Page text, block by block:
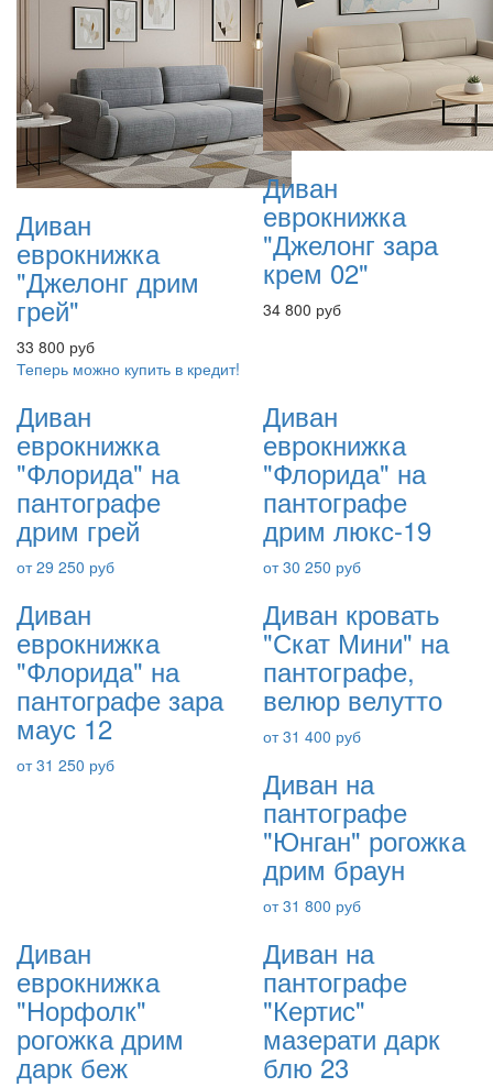
Диван
еврокнижка
"Джелонг дрим
грей"
33 800 руб
Диван
еврокнижка
"Джелонг зара
крем 02"
34 800 руб
Теперь можно купить в кредит!
Диван
еврокнижка
"Флорида" на
пантографе
дрим грей
от 29 250 руб
Диван
еврокнижка
"Флорида" на
пантографе
дрим люкс-19
от 30 250 руб
Диван
еврокнижка
"Флорида" на
пантографе зара
маус 12
от 31 250 руб
Диван кровать
"Скат Мини" на
пантографе,
велюр велутто
от 31 400 руб
Диван на
пантографе
"Юнган" рогожка
дрим браун
от 31 800 руб
Диван
еврокнижка
"Норфолк"
рогожка дрим
дарк беж
Диван на
пантографе
"Кертис"
мазерати дарк
блю 23